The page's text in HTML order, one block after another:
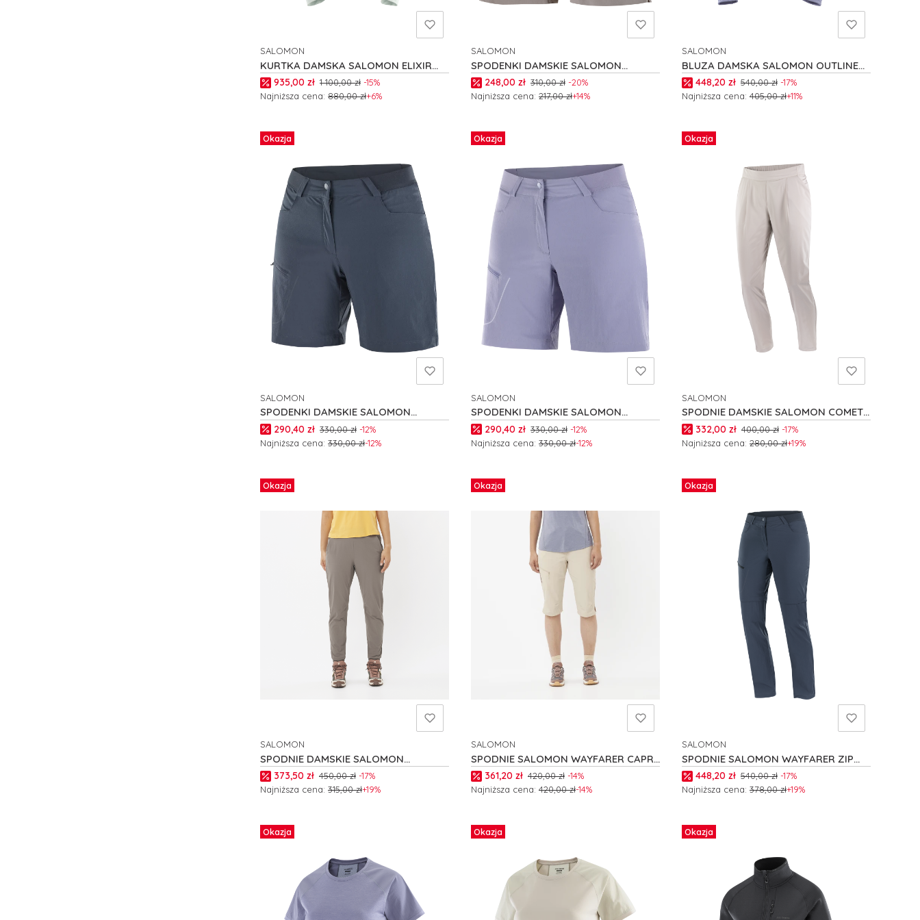
KURTKA DAMSKA SALOMON ELIXIR
HYBRID W C23392
PRODUCENT
SALOMON
Cena promocyjna
935,00 zł 1 100,00 zł -15%
Najniższa cena: 880,00 zł+6%
SPODENKI DAMSKIE SALOMON
WAYFARER EASE W C24754
PRODUCENT
SALOMON
Cena promocyjna
248,00 zł 310,00 zł -20%
Najniższa cena: 217,00 zł+14%
BLUZA DAMSKA SALOMON OUTLINE
WARM FZ W C24697
PRODUCENT
SALOMON
Cena promocyjna
448,20 zł 540,00 zł -17%
Najniższa cena: 405,00 zł+11%
Okazja
SPODENKI DAMSKIE SALOMON
WAYFARER W C24728
PRODUCENT
SALOMON
Cena promocyjna
290,40 zł 330,00 zł -12%
Najniższa cena: 330,00 zł-12%
Okazja
SPODENKI DAMSKIE SALOMON
WAYFARER W C24727
PRODUCENT
SALOMON
Cena promocyjna
290,40 zł 330,00 zł -12%
Najniższa cena: 330,00 zł-12%
Okazja
SPODNIE DAMSKIE SALOMON COMET
W C24410
PRODUCENT
SALOMON
Cena promocyjna
332,00 zł 400,00 zł -17%
Najniższa cena: 280,00 zł+19%
Okazja
SPODNIE DAMSKIE SALOMON
WAYFARER EASE W C24829
PRODUCENT
SALOMON
Cena promocyjna
373,50 zł 450,00 zł -17%
Najniższa cena: 315,00 zł+19%
Okazja
SPODNIE SALOMON WAYFARER CAPRI
W C24750
PRODUCENT
SALOMON
Cena promocyjna
361,20 zł 420,00 zł -14%
Najniższa cena: 420,00 zł-14%
Okazja
SPODNIE SALOMON WAYFARER ZIP
OFF W C24725
PRODUCENT
SALOMON
Cena promocyjna
448,20 zł 540,00 zł -17%
Najniższa cena: 378,00 zł+19%
Okazja Okazja Okazja